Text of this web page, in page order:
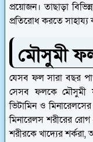
প্রয়োজন। তাছাড়া
প্রতিরোধ করতে সাহায্য
মৌসুমী
যেসব ফল সারা বছর
সেসব ফলকে মৌসুমী
ভিটামিন ও
মিনারেলস শরীরের
শরীরকে খাদ্যের শর্করা,